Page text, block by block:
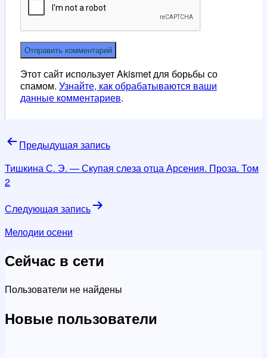
Этот сайт использует Akismet для борьбы со
спамом. Узнайте, как обрабатываются ваши
данные комментариев.
Навигация
по
записям
Предыдущая запись
Тишкина С. Э. — Скупая слеза отца Арсения. Проза. Том
2
Следующая запись
Мелодии осени
Сейчас в сети
Пользователи не найдены
Новые пользователи